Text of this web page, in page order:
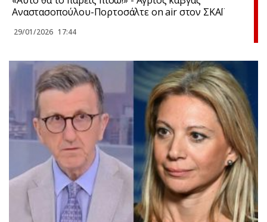
Αναστασοπούλου-Πορτοσάλτε on air στον ΣΚΑΪ
29/01/2026 17:44